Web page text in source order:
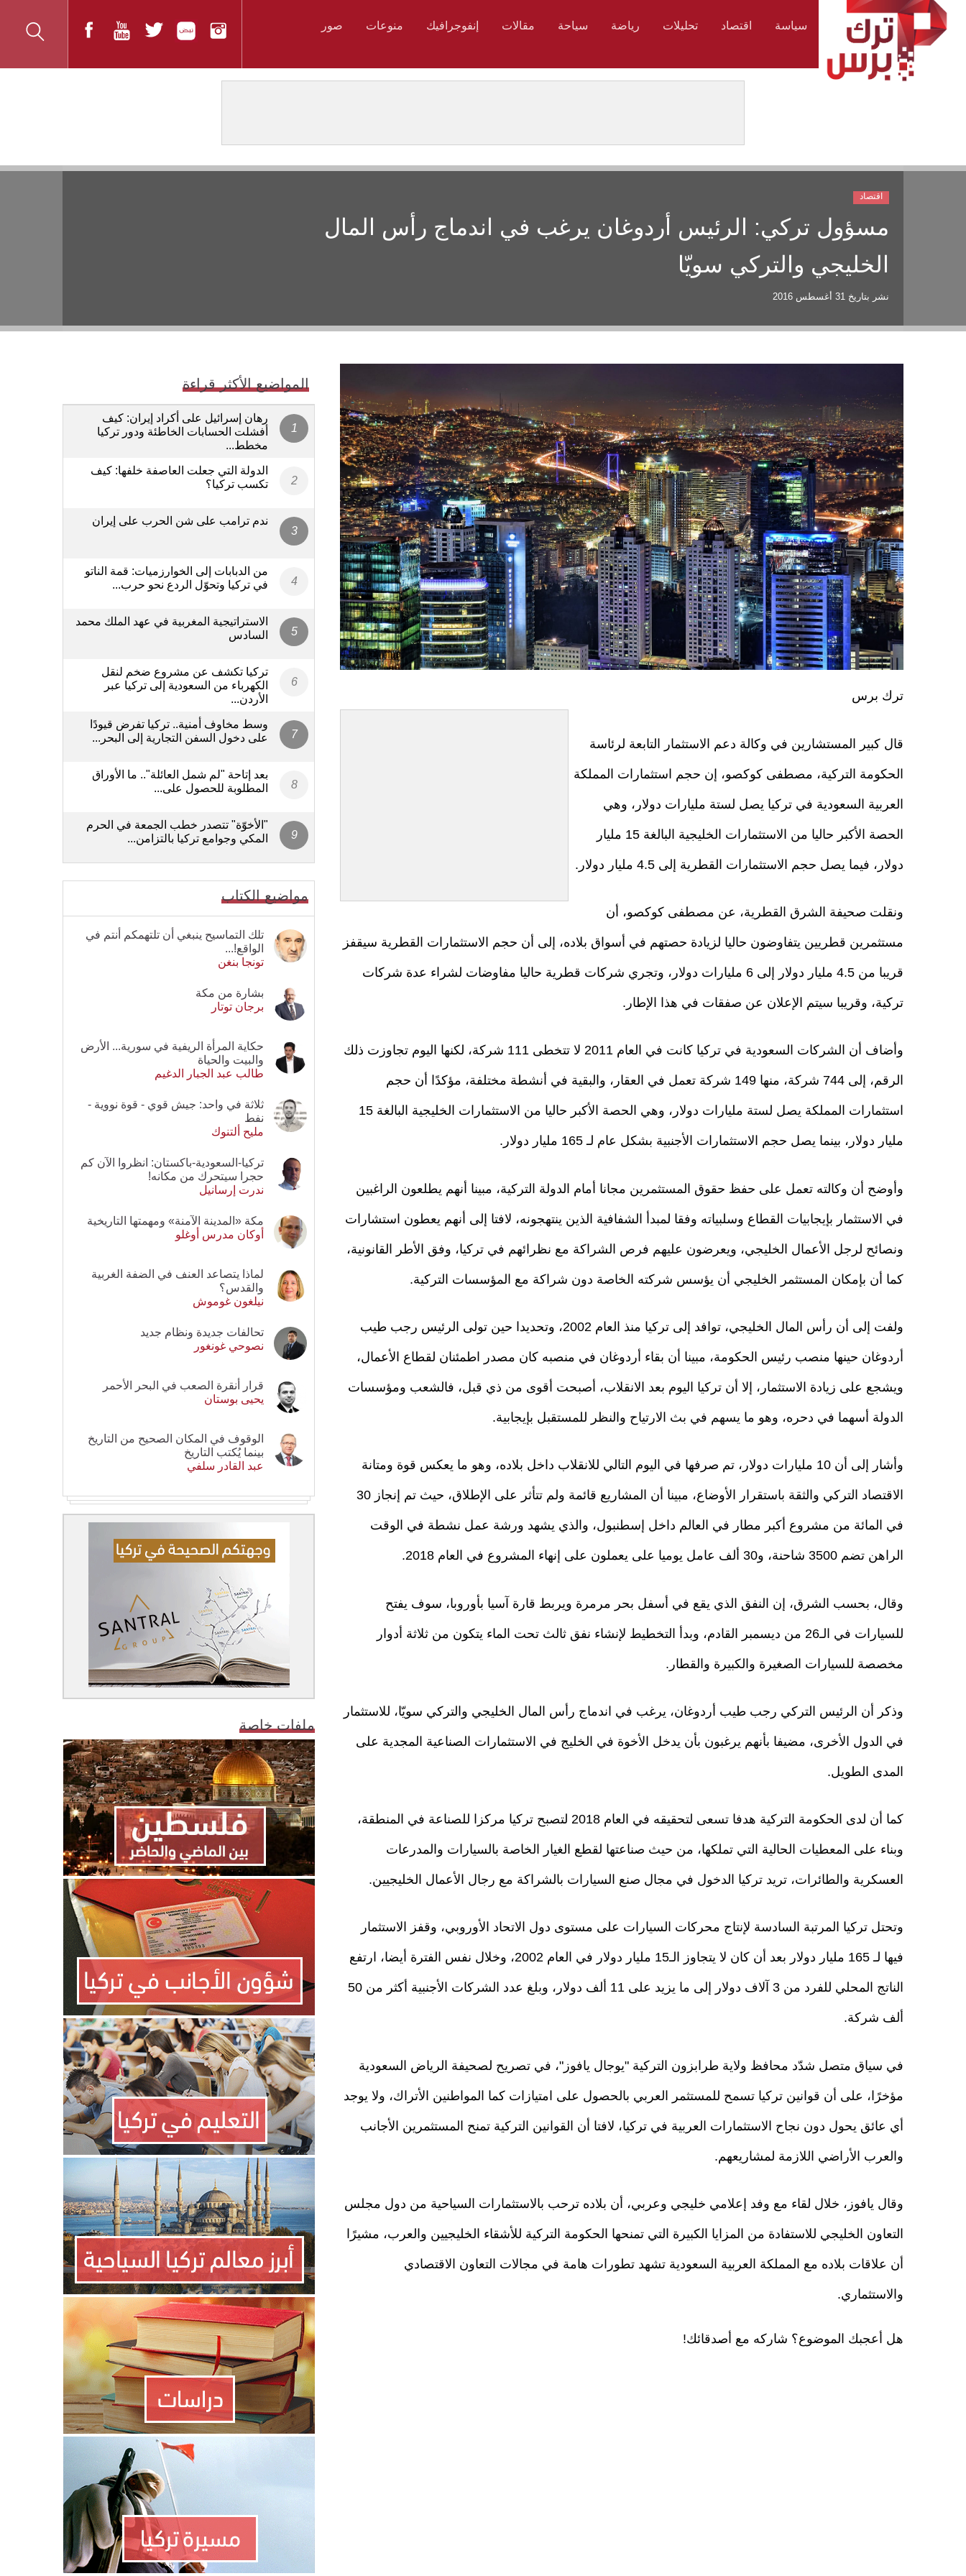
سياسة اقتصاد تحليلات رياضة سياحة مقالات إنفوجرافيك منوعات صور
مسؤول تركي: الرئيس أردوغان يرغب في اندماج رأس المال
الخليجي والتركي سويّا
نشر بتاريخ 31 أغسطس 2016
اقتصاد
ترك برس
قال كبير المستشارين في وكالة دعم الاستثمار التابعة لرئاسة
الحكومة التركية، مصطفى كوكصو، إن حجم استثمارات المملكة
العربية السعودية في تركيا يصل لستة مليارات دولار، وهي
الحصة الأكبر حاليا من الاستثمارات الخليجية البالغة 15 مليار
دولار، فيما يصل حجم الاستثمارات القطرية إلى 4.5 مليار دولار.
ونقلت صحيفة الشرق القطرية، عن مصطفى كوكصو، أن
مستثمرين قطريين يتفاوضون حاليا لزيادة حصتهم في أسواق بلاده، إلى أن حجم الاستثمارات القطرية سيقفز
قريبا من 4.5 مليار دولار إلى 6 مليارات دولار، وتجري شركات قطرية حاليا مفاوضات لشراء عدة شركات
تركية، وقريبا سيتم الإعلان عن صفقات في هذا الإطار.
وأضاف أن الشركات السعودية في تركيا كانت في العام 2011 لا تتخطى 111 شركة، لكنها اليوم تجاوزت ذلك
الرقم، إلى 744 شركة، منها 149 شركة تعمل في العقار، والبقية في أنشطة مختلفة، مؤكدًا أن حجم
استثمارات المملكة يصل لستة مليارات دولار، وهي الحصة الأكبر حاليا من الاستثمارات الخليجية البالغة 15
مليار دولار، بينما يصل حجم الاستثمارات الأجنبية بشكل عام لـ 165 مليار دولار.
وأوضح أن وكالته تعمل على حفظ حقوق المستثمرين مجانا أمام الدولة التركية، مبينا أنهم يطلعون الراغبين
في الاستثمار بإيجابيات القطاع وسلبياته وفقا لمبدأ الشفافية الذين ينتهجونه، لافتا إلى أنهم يعطون استشارات
ونصائح لرجل الأعمال الخليجي، ويعرضون عليهم فرص الشراكة مع نظرائهم في تركيا، وفق الأطر القانونية،
كما أن بإمكان المستثمر الخليجي أن يؤسس شركته الخاصة دون شراكة مع المؤسسات التركية.
ولفت إلى أن رأس المال الخليجي، توافد إلى تركيا منذ العام 2002، وتحديدا حين تولى الرئيس رجب طيب
أردوغان حينها منصب رئيس الحكومة، مبينا أن بقاء أردوغان في منصبه كان مصدر اطمئنان لقطاع الأعمال،
ويشجع على زيادة الاستثمار، إلا أن تركيا اليوم بعد الانقلاب، أصبحت أقوى من ذي قبل، فالشعب ومؤسسات
الدولة أسهما في دحره، وهو ما يسهم في بث الارتياح والنظر للمستقبل بإيجابية.
وأشار إلى أن 10 مليارات دولار، تم صرفها في اليوم التالي للانقلاب داخل بلاده، وهو ما يعكس قوة ومتانة
الاقتصاد التركي والثقة باستقرار الأوضاع، مبينا أن المشاريع قائمة ولم تتأثر على الإطلاق، حيث تم إنجاز 30
في المائة من مشروع أكبر مطار في العالم داخل إسطنبول، والذي يشهد ورشة عمل نشطة في الوقت
الراهن تضم 3500 شاحنة، و30 ألف عامل يوميا على يعملون على إنهاء المشروع في العام 2018.
وقال، بحسب الشرق، إن النفق الذي يقع في أسفل بحر مرمرة ويربط قارة آسيا بأوروبا، سوف يفتح
للسيارات في الـ26 من ديسمبر القادم، وبدأ التخطيط لإنشاء نفق ثالث تحت الماء يتكون من ثلاثة أدوار
مخصصة للسيارات الصغيرة والكبيرة والقطار.
وذكر أن الرئيس التركي رجب طيب أردوغان، يرغب في اندماج رأس المال الخليجي والتركي سويّا، للاستثمار
في الدول الأخرى، مضيفا بأنهم يرغبون بأن يدخل الأخوة في الخليج في الاستثمارات الصناعية المجدية على
المدى الطويل.
كما أن لدى الحكومة التركية هدفا تسعى لتحقيقه في العام 2018 لتصبح تركيا مركزا للصناعة في المنطقة،
وبناء على المعطيات الحالية التي تملكها، من حيث صناعتها لقطع الغيار الخاصة بالسيارات والمدرعات
العسكرية والطائرات، تريد تركيا الدخول في مجال صنع السيارات بالشراكة مع رجال الأعمال الخليجيين.
وتحتل تركيا المرتبة السادسة لإنتاج محركات السيارات على مستوى دول الاتحاد الأوروبي، وقفز الاستثمار
فيها لـ 165 مليار دولار بعد أن كان لا يتجاوز الـ15 مليار دولار في العام 2002، وخلال نفس الفترة أيضا، ارتفع
الناتج المحلي للفرد من 3 آلاف دولار إلى ما يزيد على 11 ألف دولار، وبلغ عدد الشركات الأجنبية أكثر من 50
ألف شركة.
في سياق متصل شدّد محافظ ولاية طرابزون التركية "يوجال يافوز"، في تصريح لصحيفة الرياض السعودية
مؤخرًا، على أن قوانين تركيا تسمح للمستثمر العربي بالحصول على امتيازات كما المواطنين الأتراك، ولا يوجد
أي عائق يحول دون نجاح الاستثمارات العربية في تركيا، لافتا أن القوانين التركية تمنح المستثمرين الأجانب
والعرب الأراضي اللازمة لمشاريعهم.
وقال يافوز، خلال لقاء مع وفد إعلامي خليجي وعربي، أن بلاده ترحب بالاستثمارات السياحية من دول مجلس
التعاون الخليجي للاستفادة من المزايا الكبيرة التي تمنحها الحكومة التركية للأشقاء الخليجيين والعرب، مشيرًا
أن علاقات بلاده مع المملكة العربية السعودية تشهد تطورات هامة في مجالات التعاون الاقتصادي
والاستثماري.
هل أعجبك الموضوع؟ شاركه مع أصدقائك!
المواضيع الأكثر قراءة
رهان إسرائيل على أكراد إيران: كيف
أفشلت الحسابات الخاطئة ودور تركيا
مخطط...
الدولة التي جعلت العاصفة خلفها: كيف
تكسب تركيا؟
ندم ترامب على شن الحرب على إيران
من الدبابات إلى الخوارزميات: قمة الناتو
في تركيا وتحوّل الردع نحو حرب...
الاستراتيجية المغربية في عهد الملك محمد
السادس
تركيا تكشف عن مشروع ضخم لنقل
الكهرباء من السعودية إلى تركيا عبر
الأردن...
وسط مخاوف أمنية.. تركيا تفرض قيودًا
على دخول السفن التجارية إلى البحر...
بعد إتاحة "لم شمل العائلة".. ما الأوراق
المطلوبة للحصول على...
"الأخوّة" تتصدر خطب الجمعة في الحرم
المكي وجوامع تركيا بالتزامن...
مواضيع الكتاب
تلك التماسيح ينبغي أن تلتهمكم أنتم في
الواقع!...
تونجا بنغن
بشارة من مكة
برجان توتار
حكاية المرأة الريفية في سورية... الأرض
والبيت والحياة
طالب عبد الجبار الدغيم
ثلاثة في واحد: جيش قوي - قوة نووية -
نفط
مليح ألتنوك
تركيا-السعودية-باكستان: انظروا الآن كم
حجرا سيتحرك من مكانه!
ندرت إرسانيل
مكة «المدينة الآمنة» ومهمتها التاريخية
أوكان مدرس أوغلو
لماذا يتصاعد العنف في الضفة الغربية
والقدس؟
نيلغون غوموش
تحالفات جديدة ونظام جديد
نصوحي غونغور
قرار أنقرة الصعب في البحر الأحمر
يحيى بوستان
الوقوف في المكان الصحيح من التاريخ
بينما يُكتب التاريخ
عبد القادر سلفي
ملفات خاصة